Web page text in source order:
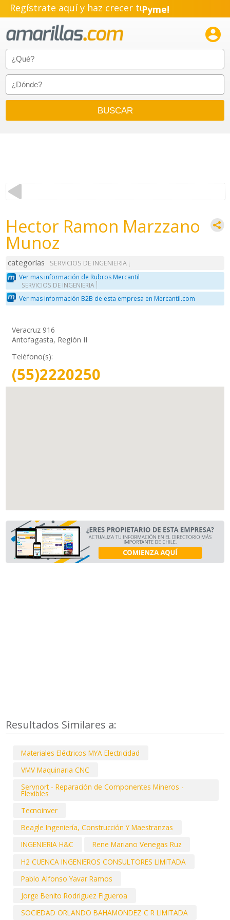
Regístrate aquí y haz crecer tuPyme!
Emprendimiento!

Hector Ramon Marzzano
Munoz
categorías
SERVICIOS DE INGENIERIA
Ver mas información de Rubros Mercantil
SERVICIOS DE INGENIERIA
Ver mas información B2B de esta empresa en Mercantil.com
Veracruz 916
Antofagasta, Región II
Teléfono(s):
(55)2220250
Resultados Similares a:
Materiales Eléctricos MYA Electricidad
VMV Maquinaria CNC
Servnort - Reparación de Componentes Mineros -
Flexibles
Tecnoinver
Beagle Ingeniería, Construcción Y Maestranzas
INGENIERIA H&C
Rene Mariano Venegas Ruz
H2 CUENCA INGENIEROS CONSULTORES LIMITADA
Pablo Alfonso Yavar Ramos
Jorge Benito Rodriguez Figueroa
SOCIEDAD ORLANDO BAHAMONDEZ C R LIMITADA